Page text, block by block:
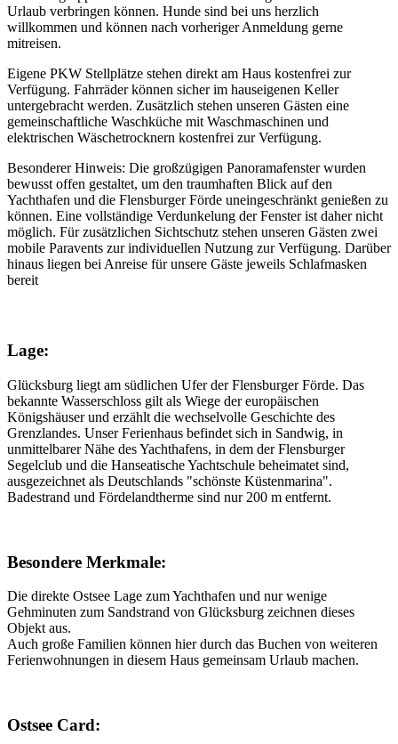
Urlaub verbringen können. Hunde sind bei uns herzlich
willkommen und können nach vorheriger Anmeldung gerne
mitreisen.
Eigene PKW Stellplätze stehen direkt am Haus kostenfrei zur
Verfügung. Fahrräder können sicher im hauseigenen Keller
untergebracht werden. Zusätzlich stehen unseren Gästen eine
gemeinschaftliche Waschküche mit Waschmaschinen und
elektrischen Wäschetrocknern kostenfrei zur Verfügung.
Besonderer Hinweis: Die großzügigen Panoramafenster wurden
bewusst offen gestaltet, um den traumhaften Blick auf den
Yachthafen und die Flensburger Förde uneingeschränkt genießen zu
können. Eine vollständige Verdunkelung der Fenster ist daher nicht
möglich. Für zusätzlichen Sichtschutz stehen unseren Gästen zwei
mobile Paravents zur individuellen Nutzung zur Verfügung. Darüber
hinaus liegen bei Anreise für unsere Gäste jeweils Schlafmasken
bereit
Lage:
Glücksburg liegt am südlichen Ufer der Flensburger Förde. Das
bekannte Wasserschloss gilt als Wiege der europäischen
Königshäuser und erzählt die wechselvolle Geschichte des
Grenzlandes. Unser Ferienhaus befindet sich in Sandwig, in
unmittelbarer Nähe des Yachthafens, in dem der Flensburger
Segelclub und die Hanseatische Yachtschule beheimatet sind,
ausgezeichnet als Deutschlands "schönste Küstenmarina".
Badestrand und Fördelandtherme sind nur 200 m entfernt.
Besondere Merkmale:
Die direkte Ostsee Lage zum Yachthafen und nur wenige
Gehminuten zum Sandstrand von Glücksburg zeichnen dieses
Objekt aus.
Auch große Familien können hier durch das Buchen von weiteren
Ferienwohnungen in diesem Haus gemeinsam Urlaub machen.
Ostsee Card: